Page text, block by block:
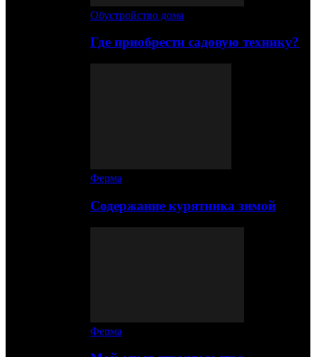
Обустройство дома
Где приобрести садовую технику?
Ферма
Содержание курятника зимой
Ферма